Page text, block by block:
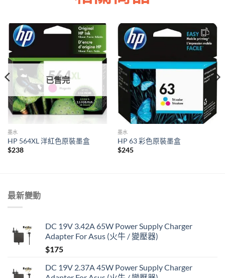
已售完
墨水
HP 564XL 洋紅色原裝墨盒
$238
墨水
HP 63 彩色原裝墨盒
$245
最新變動
DC 19V 3.42A 65W Power Supply Charger
Adapter For Asus (火牛 / 變壓器)
$175
DC 19V 2.37A 45W Power Supply Charger